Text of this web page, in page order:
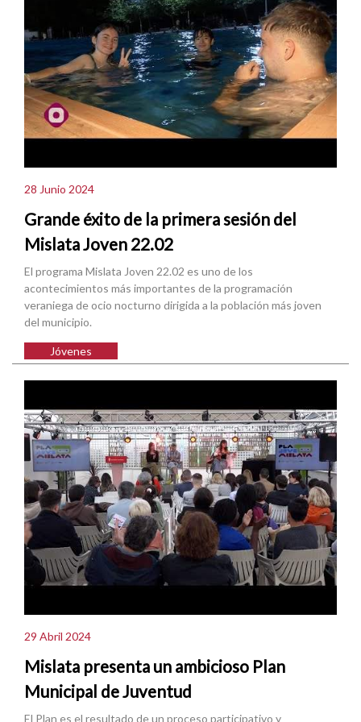
28 Junio 2024
Grande éxito de la primera sesión del
Mislata Joven 22.02
El programa Mislata Joven 22.02 es uno de los
acontecimientos más importantes de la programación
veraniega de ocio nocturno dirigida a la población más joven
del municipio.
Jóvenes
29 Abril 2024
Mislata presenta un ambicioso Plan
Municipal de Juventud
El Plan es el resultado de un proceso participativo y